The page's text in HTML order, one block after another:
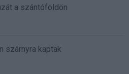
a szántóföldön
szárnyra kaptak